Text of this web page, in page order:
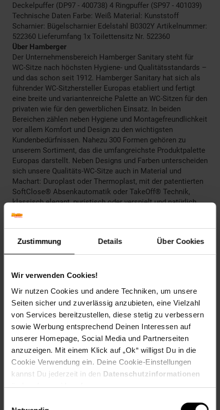
Zustimmung Details Über Cookies
Wir verwenden Cookies!
Wir nutzen Cookies und andere Techniken, um unsere
Seiten sicher und zuverlässig anzubieten, eine Vielzahl
von Services bereitzustellen, diese stetig zu verbessern
sowie Werbung entsprechend Deinen Interessen auf
unserer Homepage, Social Media und Partnerseiten
anzuzeigen. Mit einem Klick auf „Ok“ willigst Du in die
Cookie Verwendung ein. Deine Cookie-Einstellungen
kannst Du jederzeit in den Datenschutzinformationen
ändern bzw. widerrufen.
Deckelpuffer (DP97 - 400738) 4 Ringpuffer (SP97 - 401039)
Technische Daten Farbe: Weiß Material: Kunststoff
Scharnier: Bügelscharnier Edelstahl B0302Y Artikelnummer:
522360 Lieferumfang 1x Toilettensitz Nr. 522360
Über Hamberger
Der Unternehmensbereich Hamberger Sanitary steht für
WC-Sitze nach höchsten Hygiene- und Qualitätsstandards –
und das schon seit 1912. Hamberger Sanitary hat sich als
führender WC-Sitzhersteller Europas etabliert und fertigt
eine breite und variantenreiche Palette an WC-Sitzen für den
privaten wie für den gewerblichen Einsatz. In beiden
Bereichen zählen neben Hygiene und Montagefreundlichkeit
vor allem Komfort und Design zu den wichtigsten
Kundenbedürfnissen. Nahezu 300 Formen gehören zu
unserem Sortiment, das die umfangreichste Produktpalette
Europas darstellt. Neben Designs und Farben unterscheiden
sich unsere Qualitäts-WC-Sitze auch in Material und
Machart: Duroplast oder Thermoplast, mit der patentierten
SoftClose® Absenkautomatik oder TakeOff® Technik,
klassisch elegant, puristisch oder verspielt und natürlich
genau in dem Farbton, der zum jeweiligen Ambiente passt.
Ergebnisse unserer permanenten Weiterentwicklung.
EAN: 4016959081171
Versandinformationen
Herstellerinformationen